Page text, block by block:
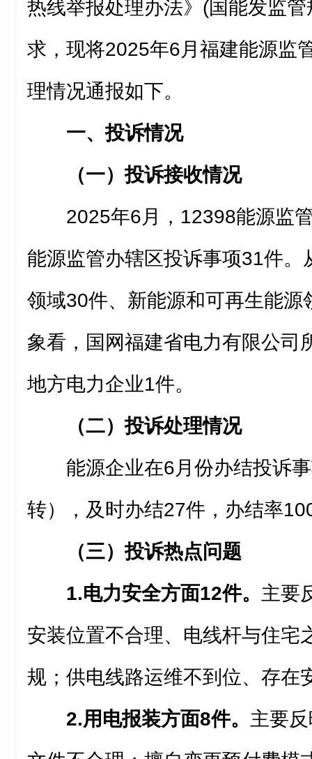
热线举报处理办法》(国能发监
求，现将2025年6月 福建能源监
理情况通报如下。
一、投诉情况
（一）投诉接收情况
2025年6月 ， 12398能源监
能源监管办辖区投诉事项31件。
领域30件、新能源和可再生能源
象看，国网福建省电力有限公司
地方电力企业1件。
（二）投诉处理情况
能源企业在6月份办结投诉
转），及时办结27件， 办结率
（三）投诉热点问题
1.电力安全方面12件。 主要
安装位置不合理、电线杆与住宅
规；供电线路运维不到位、存在
2.用电报装方面8件。 主要